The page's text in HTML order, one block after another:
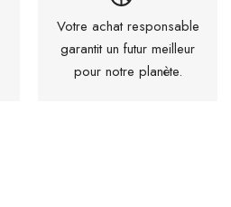
Votre achat responsable
garantit un futur meilleur
pour notre planète.